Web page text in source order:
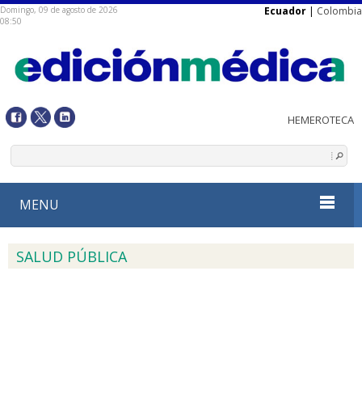
Domingo, 09 de agosto de 2026
08:50
Ecuador | Colombia
MENU
SALUD PÚBLICA